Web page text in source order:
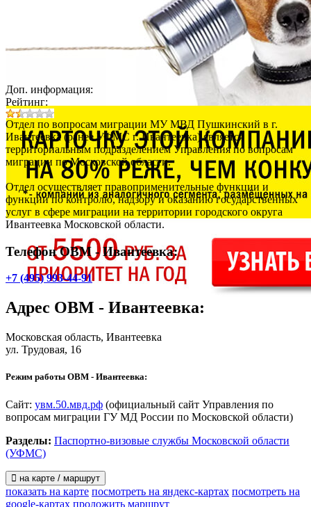
Доп. информация:
Рейтинг:
Отдел по вопросам миграции МУ МВД Пушкинский в г.
Ивантеевка (ранее УФМС г. Ивантеевка) является
территориальным подразделением Управления по вопросам
миграции по Московской области.
Отдел осуществляет правоприменительные функции и
функции по контролю, надзору и оказанию государственных
услуг в сфере миграции на территории городского округа
Ивантеевка Московской области.
Телефон ОВМ - Ивантеевка:
+7 (495) 993-44-91
Адрес ОВМ - Ивантеевка:
Московская область, Ивантеевка
ул. Трудовая, 16
Режим работы ОВМ - Ивантеевка:
Сайт: увм.50.мвд.рф (официальный сайт Управления по
вопросам миграции ГУ МД России по Московской области)
Разделы: Паспортно-визовые службы Московской области
(УФМС)
на карте / маршрут
показать на карте посмотреть на яндекс-картах посмотреть на
google-картах проложить маршрут